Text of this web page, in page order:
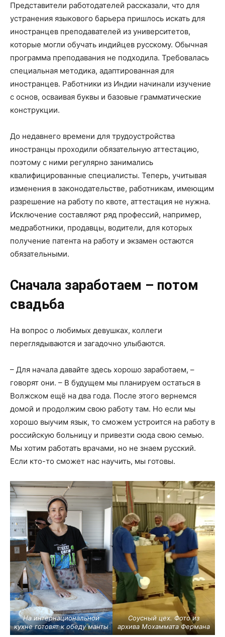
Представители работодателей рассказали, что для
устранения языкового барьера пришлось искать для
иностранцев преподавателей из университетов,
которые могли обучать индийцев русскому. Обычная
программа преподавания не подходила. Требовалась
специальная методика, адаптированная для
иностранцев. Работники из Индии начинали изучение
с основ, осваивая буквы и базовые грамматические
конструкции.
До недавнего времени для трудоустройства
иностранцы проходили обязательную аттестацию,
поэтому с ними регулярно занимались
квалифицированные специалисты. Теперь, учитывая
изменения в законодательстве, работникам, имеющим
разрешение на работу по квоте, аттестация не нужна.
Исключение составляют ряд профессий, например,
медработники, продавцы, водители, для которых
получение патента на работу и экзамен остаются
обязательными.
Сначала заработаем – потом
свадьба
На вопрос о любимых девушках, коллеги
переглядываются и загадочно улыбаются.
– Для начала давайте здесь хорошо заработаем, –
говорят они. – В будущем мы планируем остаться в
Волжском ещё на два года. После этого вернемся
домой и продолжим свою работу там. Но если мы
хорошо выучим язык, то сможем устроится на работу в
российскую больницу и привезти сюда свою семью.
Мы хотим работать врачами, но не знаем русский.
Если кто-то сможет нас научить, мы готовы.
На интернациональной
кухне готовят к обеду манты
Соусный цех. Фото из
архива Мохаммата Фермана